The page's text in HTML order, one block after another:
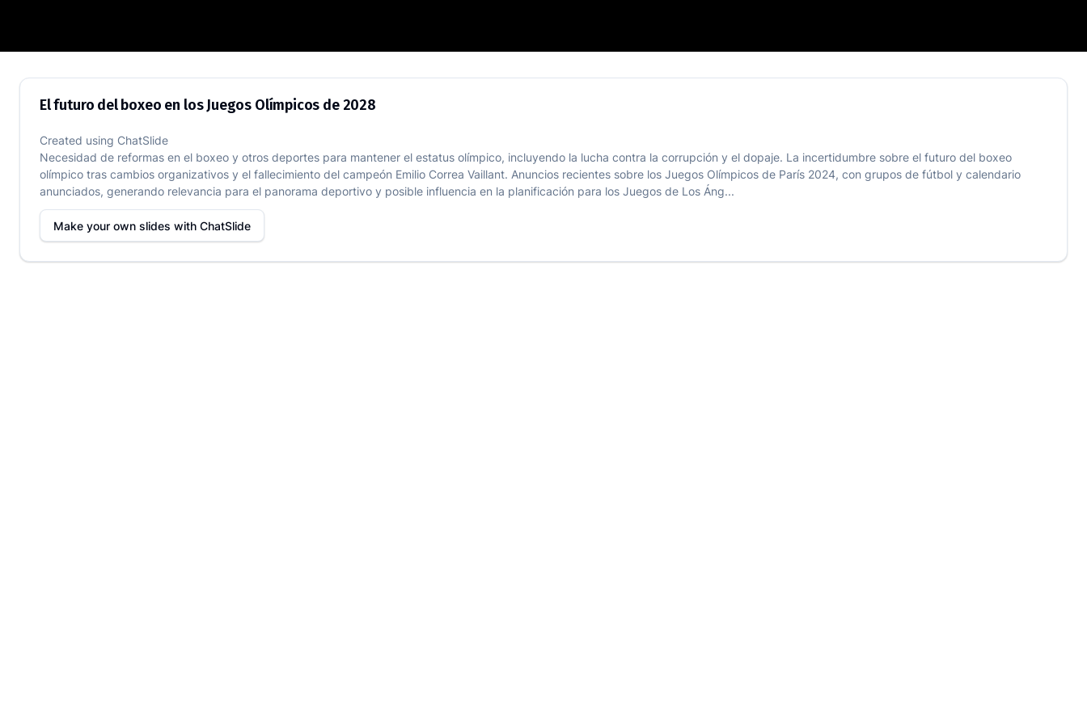
El futuro del boxeo en los Juegos Olímpicos de 2028
El futuro del boxeo en los Juegos Olímpicos de 2028
Created using ChatSlide
Necesidad de reformas en el boxeo y otros deportes para mantener el estatus olímpico, incluyendo la lucha contra la corrupción y el dopaje. La incertidumbre sobre el futuro del boxeo
olímpico tras cambios organizativos y el fallecimiento del campeón Emilio Correa Vaillant. Anuncios recientes sobre los Juegos Olímpicos de París 2024, con grupos de fútbol y calendario
anunciados, generando relevancia para el panorama deportivo y posible influencia en la planificación para los Juegos de Los Áng...
Make your own slides with ChatSlide